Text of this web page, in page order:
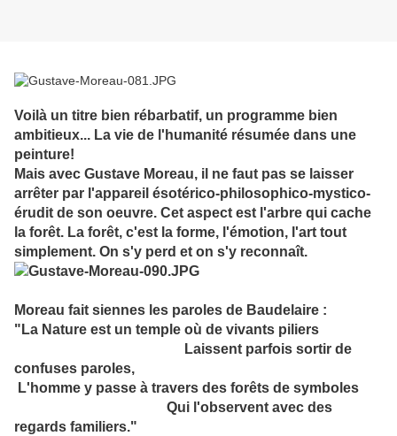
Voilà un titre bien rébarbatif, un programme bien
ambitieux... La vie de l'humanité résumée dans une
peinture!
Mais avec Gustave Moreau, il ne faut pas se laisser
arrêter par l'appareil ésotérico-philosophico-mystico-
érudit de son oeuvre. Cet aspect est l'arbre qui cache
la forêt. La forêt, c'est la forme, l'émotion, l'art tout
simplement. On s'y perd et on s'y reconnaît.
Moreau fait siennes les paroles de Baudelaire :
"La Nature est un temple où de vivants piliers
Laissent parfois sortir de
confuses paroles,
L'homme y passe à travers des forêts de symboles
Qui l'observent avec des
regards familiers."